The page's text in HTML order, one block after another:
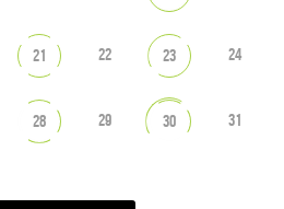
21 22 23 24
28 29 30 31